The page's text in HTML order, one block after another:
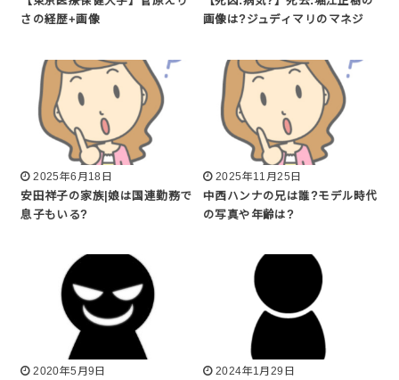
さの経歴+画像
画像は?ジュディマリのマネジ
2025年6月18日
安田祥子の家族|娘は国連勤務で
息子もいる?
2025年11月25日
中西ハンナの兄は誰?モデル時代
の写真や年齢は?
2020年5月9日 2024年1月29日